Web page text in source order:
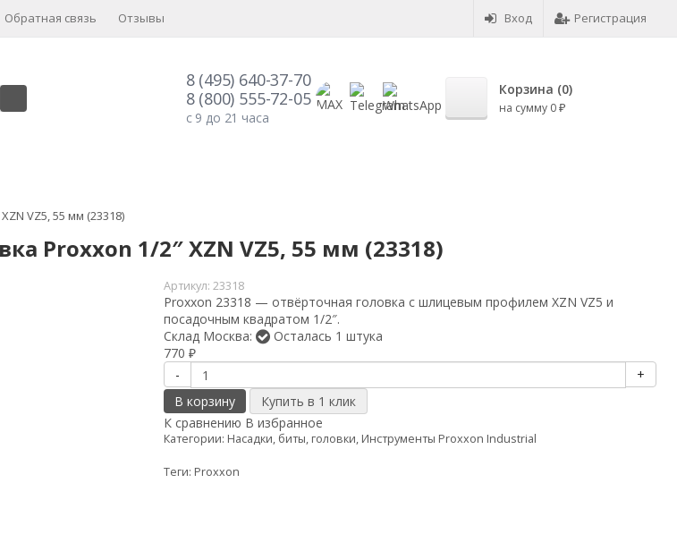
Вход Регистрация
Обратная связь Отзывы
8 (495) 640-37-70
8 (800) 555-72-05
с 9 до 21 часа
Корзина (0)
на сумму 0 ₽
VZ5, 55 мм (23318)
Proxxon 1/2″ XZN VZ5, 55 мм (23318)
Артикул:23318
Proxxon 23318 — отвёрточная головка с шлицевым профилем XZN VZ5 и
посадочным квадратом 1/2″.
Склад Москва:
Осталась 1 штука
770₽
-
+
В корзину
К сравнению В избранное
Категории: Насадки, биты, головки, Инструменты Proxxon Industrial
Теги: Proxxon